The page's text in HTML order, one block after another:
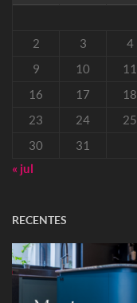
2
3 4
9
10 11
16
17 18
23
24 25
30
31
« jul
RECENTES